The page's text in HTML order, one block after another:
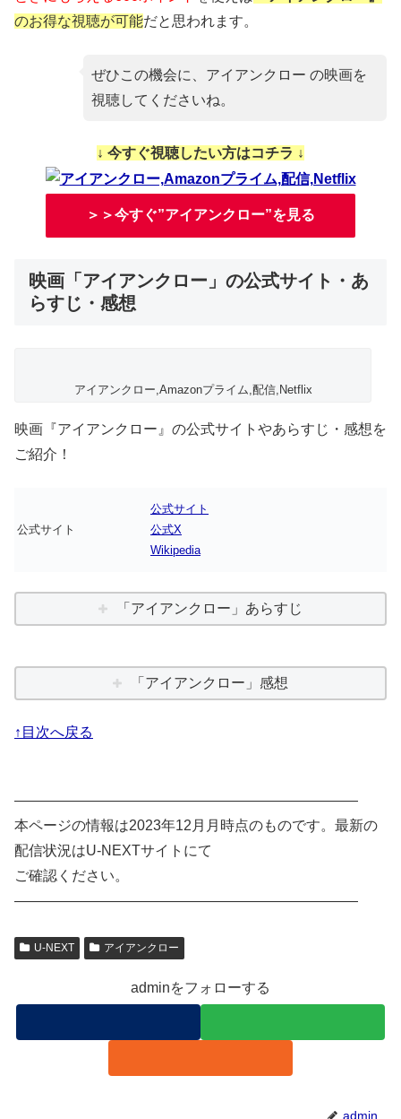
のお得な視聴が可能だと思われます。
ぜひこの機会に、アイアンクロー の映画を
視聴してくださいね。
↓ 今すぐ視聴したい方はコチラ ↓
＞＞今すぐ”アイアンクロー”を見る
映画「アイアンクロー」の公式サイト・あ
らすじ・感想
アイアンクロー,Amazonプライム,配信,Netflix
映画『アイアンクロー』の公式サイトやあらすじ・感想を
ご紹介！
公式サイト
公式サイト
公式X
Wikipedia
「アイアンクロー」あらすじ
「アイアンクロー」感想
↑目次へ戻る
————————————————————————
本ページの情報は2023年12月月時点のものです。最新の
配信状況はU-NEXTサイトにて
ご確認ください。
————————————————————————
U-NEXT アイアンクロー
adminをフォローする
admin